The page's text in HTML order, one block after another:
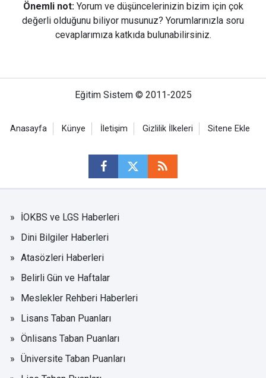
Önemli not: Yorum ve düşüncelerinizin bizim için çok
değerli olduğunu biliyor musunuz? Yorumlarınızla soru
cevaplarımıza katkıda bulunabilirsiniz.
Eğitim Sistem © 2011-2025
Anasayfa Künye İletişim Gizlilik İlkeleri Sitene Ekle
İOKBS ve LGS Haberleri
Dini Bilgiler Haberleri
Atasözleri Haberleri
Belirli Gün ve Haftalar
Meslekler Rehberi Haberleri
Lisans Taban Puanları
Önlisans Taban Puanları
Üniversite Taban Puanları